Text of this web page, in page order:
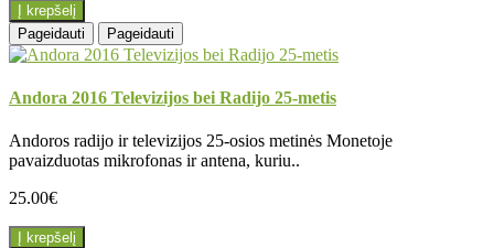
Į krepšelį
Pageidauti
Pageidauti
Andora 2016 Televizijos bei Radijo 25-metis
Andoros radijo ir televizijos 25-osios metinės Monetoje
pavaizduotas mikrofonas ir antena, kuriu..
25.00€
Į krepšelį